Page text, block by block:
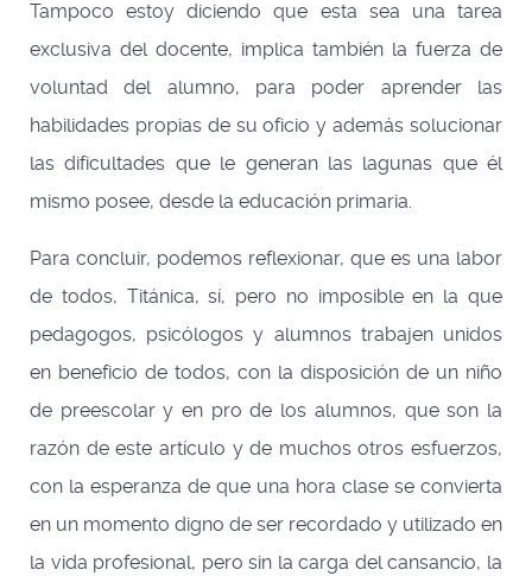
Tampoco estoy diciendo que esta sea una tarea
exclusiva del docente, implica también la fuerza de
voluntad del alumno, para poder aprender las
habilidades propias de su oficio y además solucionar
las dificultades que le generan las lagunas que él
mismo posee, desde la educación primaria.
Para concluir, podemos reflexionar, que es una labor
de todos, Titánica, sí, pero no imposible en la que
pedagogos, psicólogos y alumnos trabajen unidos
en beneficio de todos, con la disposición de un niño
de preescolar y en pro de los alumnos, que son la
razón de este artículo y de muchos otros esfuerzos,
con la esperanza de que una hora clase se convierta
en un momento digno de ser recordado y utilizado en
la vida profesional, pero sin la carga del cansancio, la